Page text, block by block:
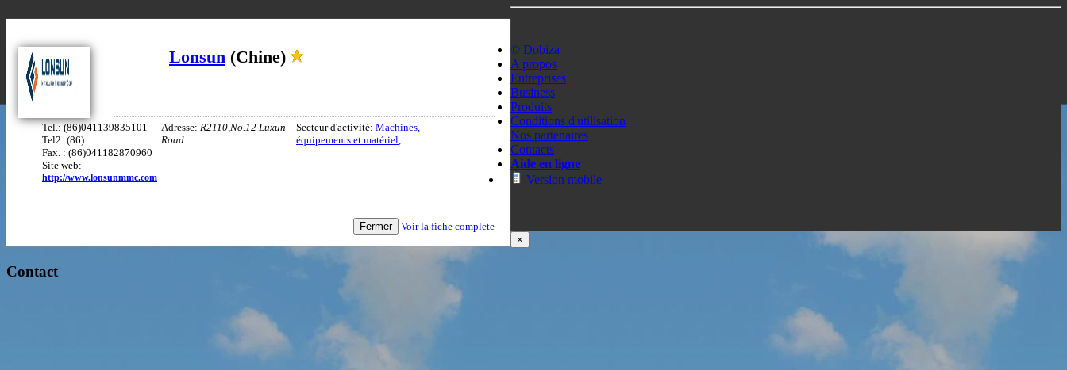
Lonsun (Chine)
Tel.: (86)041139835101
Tel2: (86)
Fax. : (86)041182870960
Site web:
http://www.lonsunmmc.com
Adresse: R2110,No.12 Luxun
Road
Secteur d'activité: Machines,
équipements et matériel,
Fermer Voir la fiche complete
© Dobiza
A propos
Entreprises
Business
Produits
Conditions d'utilisation
Nos partenaires
Contacts
Aide en ligne
Version mobile
×
Contact